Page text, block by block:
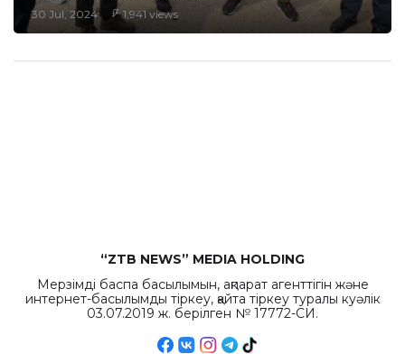
30 Jul, 2024 1,941 views
“ZTB NEWS” MEDIA HOLDING
Мерзімді баспа басылымын, ақпарат агенттігін және
интернет-басылымды тіркеу, қайта тіркеу туралы куәлік
03.07.2019 ж. берілген № 17772-СИ.